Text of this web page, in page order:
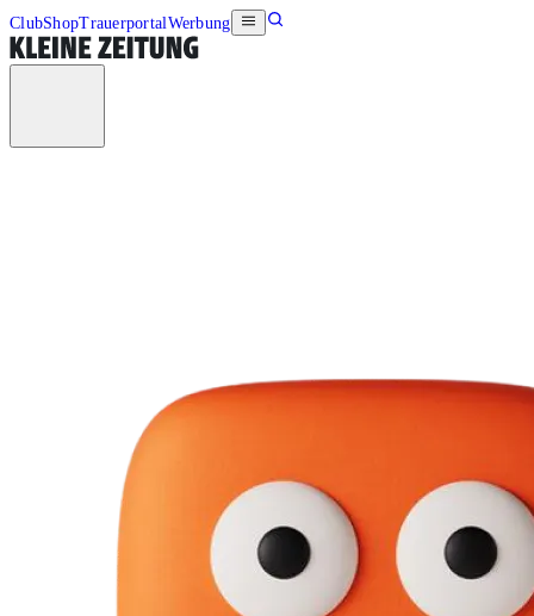
ClubShopTrauerportalWerbung